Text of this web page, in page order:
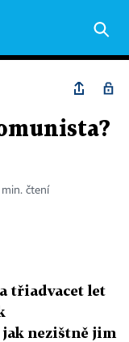
min. čtení
třiadvacet let
nezištně jim